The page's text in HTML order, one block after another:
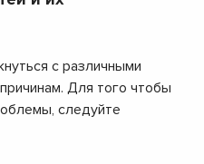
с различными
Для того чтобы
следуйте